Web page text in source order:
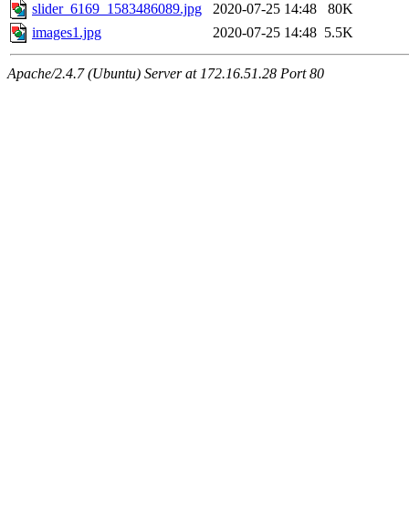
slider_6169_1583486089.jpg
2020-07-25 14:48
80K
images1.jpg
2020-07-25 14:48 5.5K
Apache/2.4.7 (Ubuntu) Server at 172.16.51.28 Port 80